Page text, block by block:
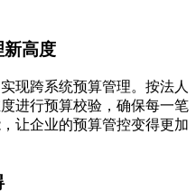
新高度
现跨系统预算管理。按法人
进行预算校验，确保每一笔
让企业的预算管控变得更加